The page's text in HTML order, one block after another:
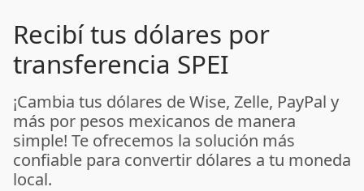
Recibí tus dólares por
transferencia SPEI
¡Cambia tus dólares de Wise, Zelle, PayPal y
más por pesos mexicanos de manera
simple! Te ofrecemos la solución más
confiable para convertir dólares a tu moneda
local.